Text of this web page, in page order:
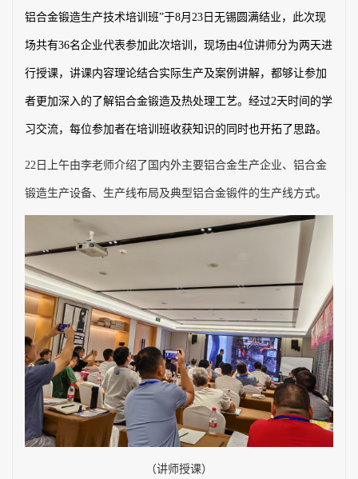
中国锻压协会
铝合金锻造生产技术培训班”于8月 23 日无锡圆满结业，此次现
场共有36名企业代表参加此次培训，现场由4位讲师分为两天进
行授课，讲课内容理论结合实际生产及案例讲解，都够让参加
者更加深入的了解铝合金锻造及热处理工艺。经过2天时间的学
习交流，每位参加者在培训班收获知识的同时也开拓了思路。
22 日上午由李老师介绍了国内外主要铝合金生产企业、铝合金
锻造生产设备、生产线布局及典型铝合金锻件的生产线方式。
（讲师授课）